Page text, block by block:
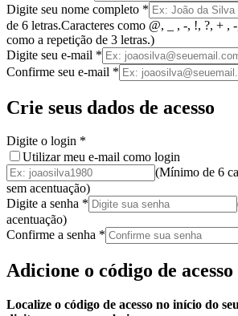
Digite seu nome completo *
de 6 letras.Caracteres como @, _ , -, !, ?, + ,
como a repetição de 3 letras.)
Digite seu e-mail *
Confirme seu e-mail *
Crie seus dados de acesso
Digite o login *
Utilizar meu e-mail como login
(Mínimo de 6
sem acentuação)
Digite a senha *
acentuação)
Confirme a senha *
Adicione o código de acesso
Localize o código de acesso no início do